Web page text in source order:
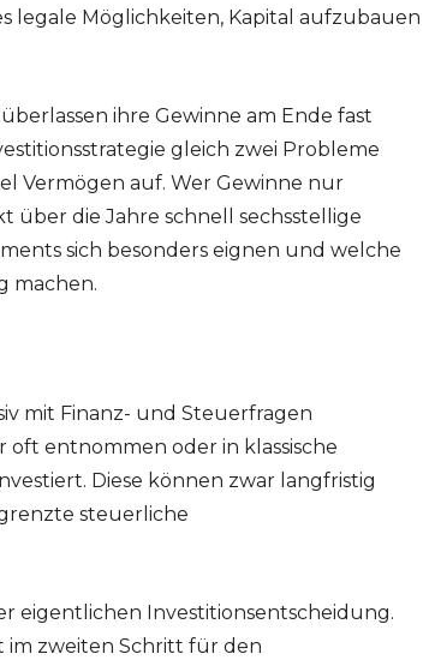
legale Möglichkeiten, Kapital aufzubauen
ihre Gewinne am Ende fast
gleich zwei Probleme
Vermögen auf. Wer Gewinne nur
über die Jahre schnell sechsstellige
sich besonders eignen und welche
machen.
mit Finanz- und Steuerfragen
oft entnommen oder in klassische
Diese können zwar langfristig
steuerliche
eigentlichen Investitionsentscheidung.
im zweiten Schritt für den